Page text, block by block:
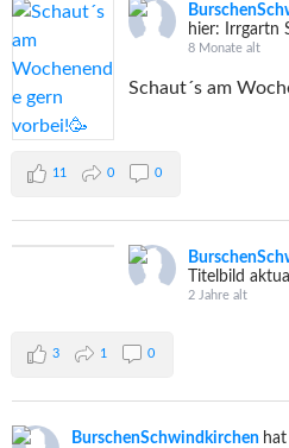
hier: Irrgartn
8 Monate alt
Schaut´s am
11 0 0
Titelbild
2 Jahre alt
3 1 0
BurschenSchwindkirchen